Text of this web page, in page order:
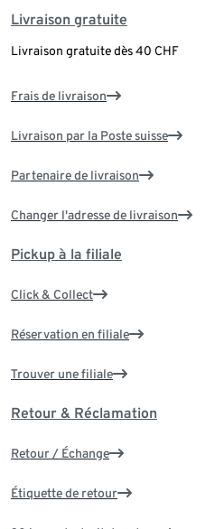
Livraison gratuite
Livraison gratuite dès 40 CHF
Frais de livraison
Livraison par la Poste suisse
Partenaire de livraison
Changer l'adresse de livraison
Pickup à la filiale
Click & Collect
Réservation en filiale
Trouver une filiale
Retour & Réclamation
Retour / Échange
Étiquette de retour